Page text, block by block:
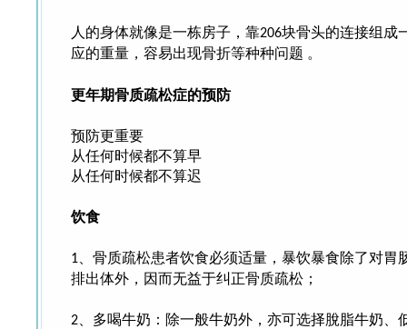
人的身体就像是一栋房子，靠206块骨头的连接组成
应的重量，容易出现骨折等种种问题 。
更年期骨质疏松症的预防
预防更重要
从任何时候都不算早
从任何时候都不算迟
饮食
1 、骨质疏松患者饮食必须适量，暴饮暴食除了对
排出体外，因而无益于纠正骨质疏松；
2 、多喝牛奶：除一般牛奶外，亦可选择脫脂牛奶、